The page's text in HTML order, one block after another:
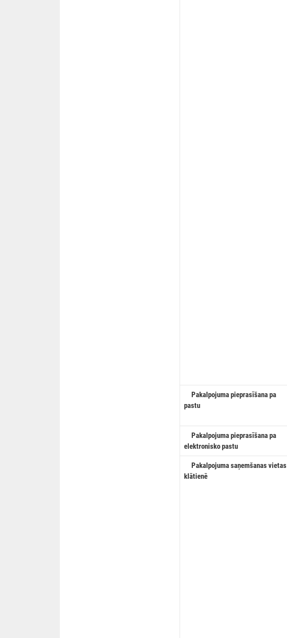
Pakalpojuma pieprasīšana pa
pastu
Pakalpojuma pieprasīšana pa
elektronisko pastu
Pakalpojuma saņemšanas vietas
klātienē